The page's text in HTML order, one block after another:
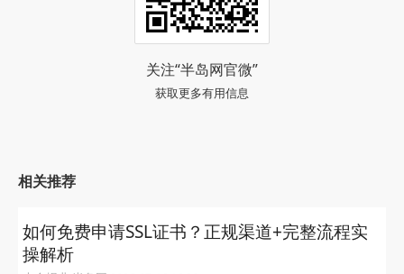
关注“半岛网官微”
获取更多有用信息
相关推荐
如何免费申请SSL证书？正规渠道+完整流程实
操解析